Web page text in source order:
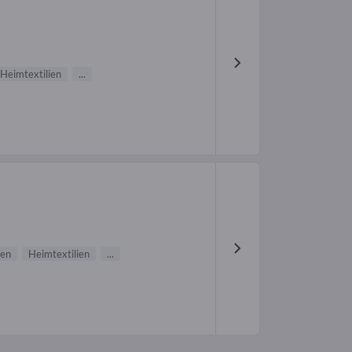
Heimtextilien ...
Heimtextilien ...